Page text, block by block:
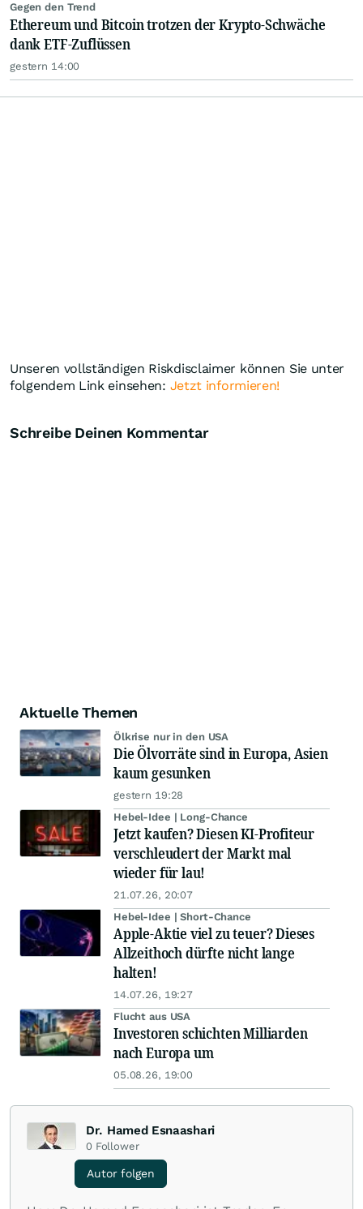
Gegen den Trend
Ethereum und Bitcoin trotzen der Krypto-Schwäche
dank ETF-Zuflüssen
gestern 14:00
Unseren vollständigen Riskdisclaimer können Sie unter
folgendem Link einsehen: Jetzt informieren!
Schreibe Deinen Kommentar
Aktuelle Themen
Ölkrise nur in den USA
Die Ölvorräte sind in Europa, Asien
kaum gesunken
gestern 19:28
Hebel-Idee | Long-Chance
Jetzt kaufen? Diesen KI-Profiteur
verschleudert der Markt mal
wieder für lau!
21.07.26, 20:07
Hebel-Idee | Short-Chance
Apple-Aktie viel zu teuer? Dieses
Allzeithoch dürfte nicht lange
halten!
14.07.26, 19:27
Flucht aus USA
Investoren schichten Milliarden
nach Europa um
05.08.26, 19:00
Dr. Hamed Esnaashari
0 Follower
Autor folgen